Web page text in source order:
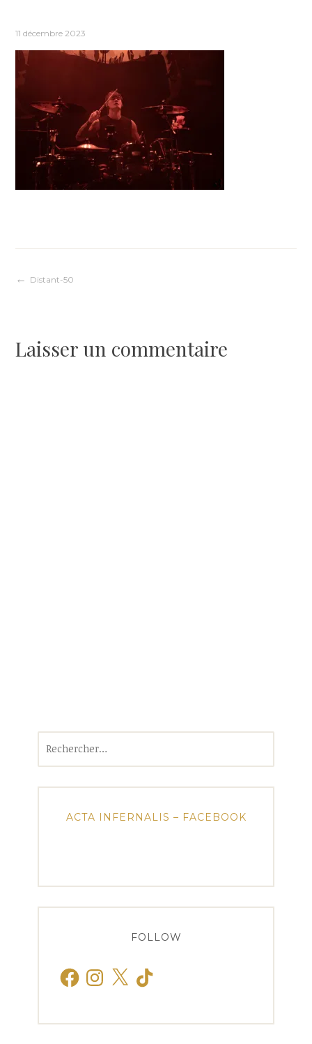
11 décembre 2023
Navigation
l’article
Distant-50
Laisser un commentaire
ACTA INFERNALIS – FACEBOOK
FOLLOW
FacebookInstagram
X TikTok